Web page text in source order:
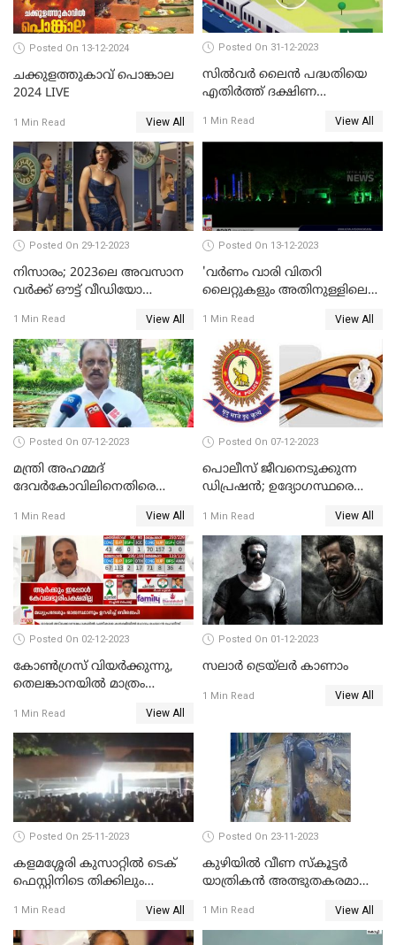
Posted On 13-12-2024
ചക്കുളത്തുകാവ് പൊങ്കാല
2024 LIVE
1 Min Read View All
Posted On 31-12-2023
സില്‍വര്‍ ലൈന്‍ പദ്ധതിയെ
എതിര്‍ത്ത് ദക്ഷിണ
1 Min Read View All
Posted On 29-12-2023
നിസാരം; 2023ലെ അവസാന
വർക്ക് ഔട്ട് വീഡിയോ
1 Min Read View All
Posted On 13-12-2023
'വര്‍ണം വാരി വിതറി
ലൈറ്റുകളും അതിനുള്ളിലെ
അണിഞ്ഞൊരുങ്ങി എസ് ബി
കോളേജ് മൈതാനം
1 Min Read View All
Posted On 07-12-2023
മന്ത്രി അഹമ്മദ്
ദേവർകോവിലിനെതിരെ
ആരോപണത്തിൽ
അന്വേഷണം
1 Min Read View All
Posted On 07-12-2023
പൊലീസ് ജീവനെടുക്കുന്ന
ഡിപ്രഷൻ; ഉദ്യോഗസ്ഥരെ
നടപടികളുമായി ഡിജിപി
1 Min Read View All
Posted On 02-12-2023
കോണ്‍ഗ്രസ് വിയര്‍ക്കുന്നു,
തെലങ്കാനയില്‍ മാത്രം
1 Min Read View All
Posted On 01-12-2023
സലാര്‍ ട്രെയ്‌ലർ കാണാം
1 Min Read View All
Posted On 25-11-2023
കളമശ്ശേരി കുസാറ്റില്‍ ടെക്
ഫെസ്റ്റിനിടെ തിക്കിലും
1 Min Read View All
Posted On 23-11-2023
കുഴിയിൽ വീണ സ്കൂട്ടർ
യാത്രികൻ അത്ഭുതകരമായി
1 Min Read View All